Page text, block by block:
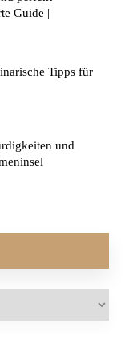
Guide |
Tipps für
und